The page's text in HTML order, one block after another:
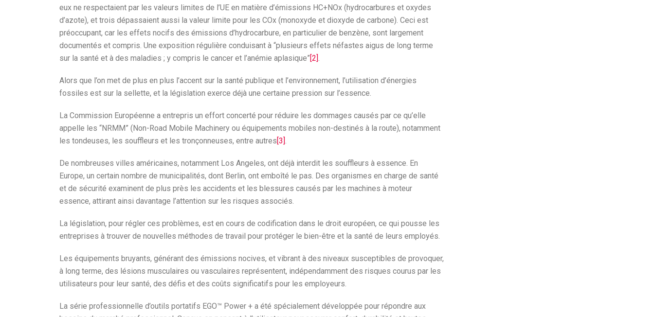
eux ne respectaient par les valeurs limites de l’UE en matière d’émissions HC+NOx (hydrocarbures et oxydes
d’azote), et trois dépassaient aussi la valeur limite pour les COx (monoxyde et dioxyde de carbone). Ceci est
préoccupant, car les effets nocifs des émissions d’hydrocarbure, en particulier de benzène, sont largement
documentés et compris. Une exposition régulière conduisant à “plusieurs effets néfastes aigus de long terme
sur la santé et à des maladies ; y compris le cancer et l’anémie aplasique”[2].
Alors que l’on met de plus en plus l’accent sur la santé publique et l’environnement, l’utilisation d’énergies
fossiles est sur la sellette, et la législation exerce déjà une certaine pression sur l’essence.
La Commission Européenne a entrepris un effort concerté pour réduire les dommages causés par ce qu’elle
appelle les “NRMM” (Non-Road Mobile Machinery ou équipements mobiles non-destinés à la route), notamment
les tondeuses, les souffleurs et les tronçonneuses, entre autres[3].
De nombreuses villes américaines, notamment Los Angeles, ont déjà interdit les souffleurs à essence. En
Europe, un certain nombre de municipalités, dont Berlin, ont emboîté le pas. Des organismes en charge de santé
et de sécurité examinent de plus près les accidents et les blessures causés par les machines à moteur
essence, attirant ainsi davantage l’attention sur les risques associés.
La législation, pour régler ces problèmes, est en cours de codification dans le droit européen, ce qui pousse les
entreprises à trouver de nouvelles méthodes de travail pour protéger le bien-être et la santé de leurs employés.
Les équipements bruyants, générant des émissions nocives, et vibrant à des niveaux susceptibles de provoquer,
à long terme, des lésions musculaires ou vasculaires représentent, indépendamment des risques courus par les
utilisateurs pour leur santé, des défis et des coûts significatifs pour les employeurs.
La série professionnelle d’outils portatifs EGO™ Power + a été spécialement développée pour répondre aux